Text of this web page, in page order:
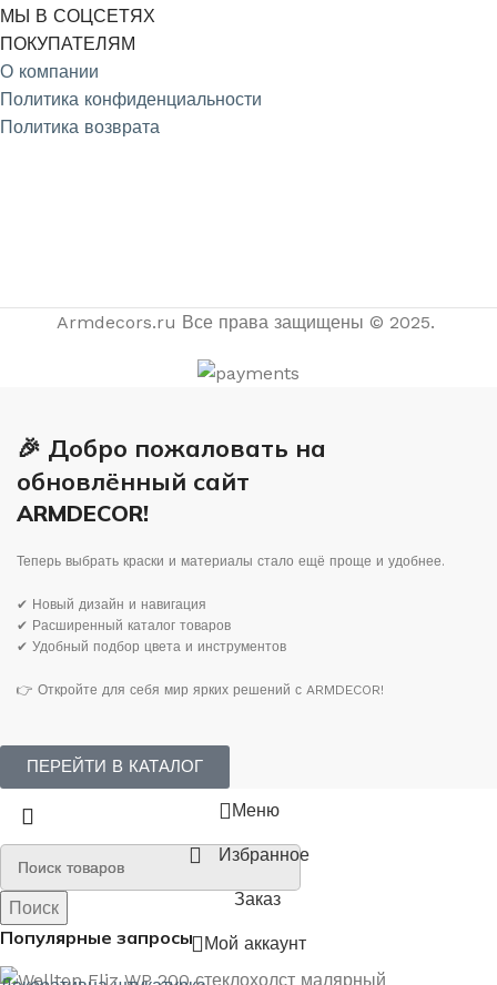
МЫ В СОЦСЕТЯХ
ПОКУПАТЕЛЯМ
О компании
Политика конфиденциальности
Политика возврата
Armdecors.ru Все права защищены © 2025. ​
🎉 Добро пожаловать на
обновлённый сайт
ARMDECOR!
Теперь выбрать краски и материалы стало ещё проще и удобнее.
✔ Новый дизайн и навигация
✔ Расширенный каталог товаров
✔ Удобный подбор цвета и инструментов
👉 Откройте для себя мир ярких решений с ARMDECOR!
ПЕРЕЙТИ В КАТАЛОГ
Поиск
Популярные запросы
Поиск
Меню
Избранное
Заказ
Мой аккаунт